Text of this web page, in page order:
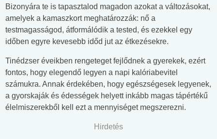
Bizonyára te is tapasztalod magadon azokat a változásokat,
amelyek a kamaszkort meghatározzák: nő a
testmagasságod, átformálódik a tested, és ezekkel egy
időben egyre kevesebb időd jut az étkezésekre.
Tinédzser éveikben rengeteget fejlődnek a gyerekek, ezért
fontos, hogy elegendő legyen a napi kalóriabevitel
számukra. Annak érdekében, hogy egészségesek legyenek,
a gyorskaják és édességek helyett inkább magas tápértékű
élelmiszerekből kell ezt a mennyiséget megszerezni.
Hirdetés